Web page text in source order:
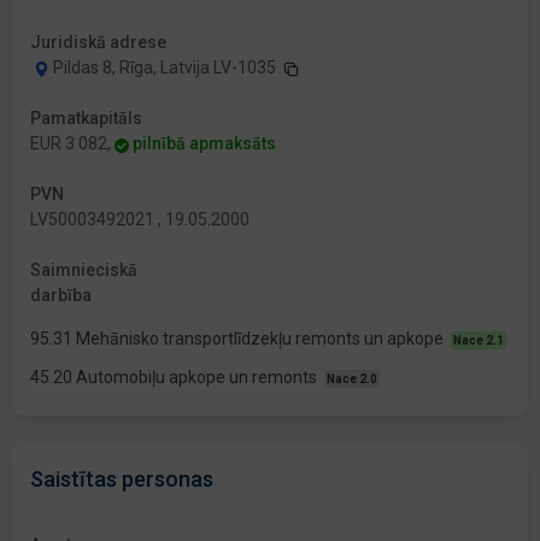
Juridiskā adrese
Pildas 8, Rīga, Latvija LV-1035
Pamatkapitāls
EUR 3 082,
pilnībā apmaksāts
PVN
LV50003492021 , 19.05.2000
Saimnieciskā
darbība
95.31 Mehānisko transportlīdzekļu remonts un apkope Nace 2.1
45.20 Automobiļu apkope un remonts Nace 2.0
Saistītas personas